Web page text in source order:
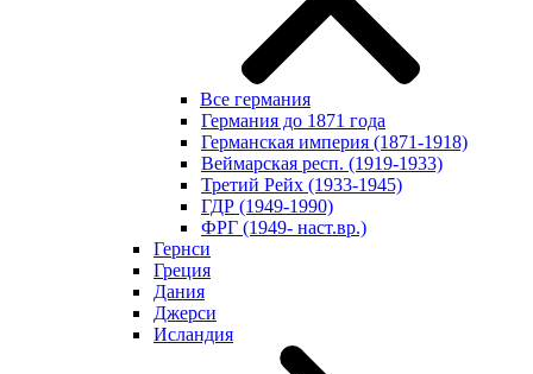
Все германия
Германия до 1871 года
Германская империя (1871-1918)
Веймарская респ. (1919-1933)
Третий Рейх (1933-1945)
ГДР (1949-1990)
ФРГ (1949- наст.вр.)
Гернси
Греция
Дания
Джерси
Исландия